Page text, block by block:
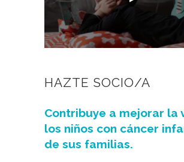
HAZTE SOCIO/A
Contribuye a mejorar la
los niños con cáncer
de sus familias.